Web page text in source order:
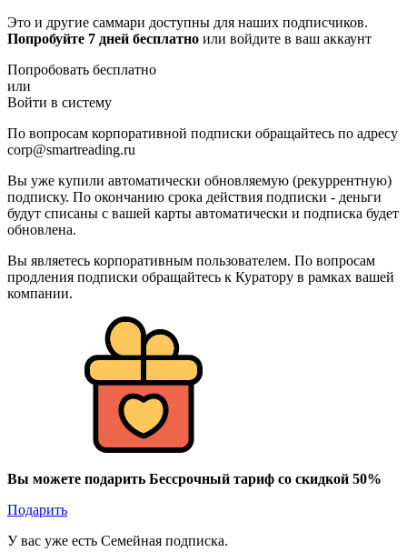
Это и другие саммари доступны для наших подписчиков.
Попробуйте 7 дней бесплатно или войдите в ваш аккаунт
Попробовать бесплатно
или
Войти в систему
По вопросам корпоративной подписки обращайтесь по адресу
corp@smartreading.ru
Вы уже купили автоматически обновляемую (рекуррентную)
подписку. По окончанию срока действия подписки - деньги
будут списаны с вашей карты автоматически и подписка будет
обновлена.
Вы являетесь корпоративным пользователем. По вопросам
продления подписки обращайтесь к Куратору в рамках вашей
компании.
Вы можете подарить Бессрочный тариф со скидкой 50%
Подарить
У вас уже есть Семейная подписка.